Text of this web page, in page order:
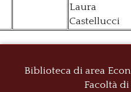
Laura
Castellucci
Biblioteca di area
Facoltà